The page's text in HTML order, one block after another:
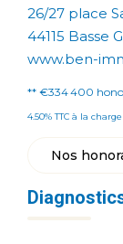
26/27 place
44115 Basse
www.ben-
** €334 400
4.50% TTC à la
Nos